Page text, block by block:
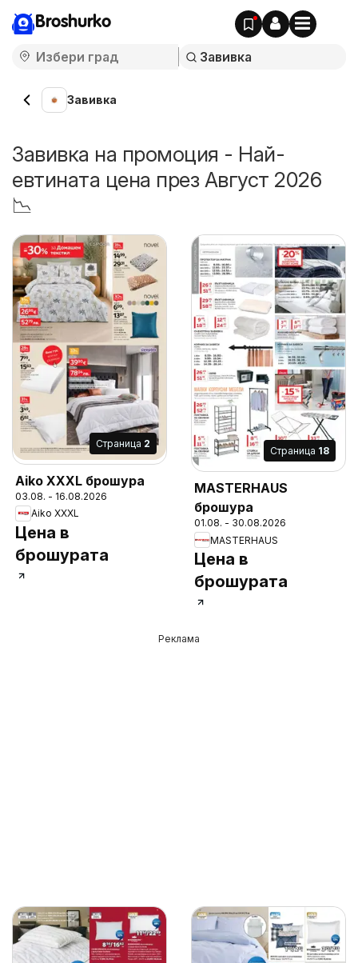
Broshurko
Завивка
Завивка на промоция - Най-
евтината цена през Август 2026
📉
Cтраница 2
Aiko XXXL брошура
03.08. - 16.08.2026
Aiko XXXL
Цена в
брошурата
Cтраница 18
MASTERHAUS
брошура
01.08. - 30.08.2026
MASTERHAUS
Цена в
брошурата
Реклама